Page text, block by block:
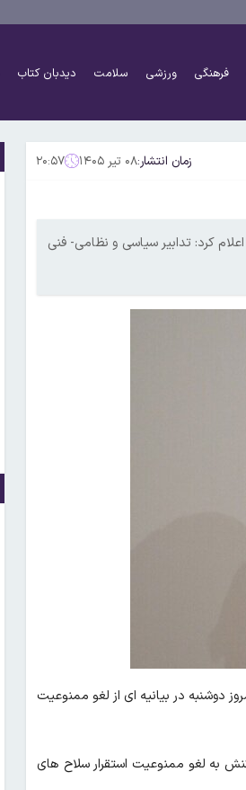
فرهنگی ورزشی سلامت دیدبان کتاب
زمان انتشار:۰۸ تیر ۱۴۰۵ ۲۰:۵۷
کرد: تدابیر سیاسی و نظامی- فنی
دوشنبه در بیانیه ای از لغو ممنوعیت
به لغو ممنوعیت استقرار سلاح‌ های